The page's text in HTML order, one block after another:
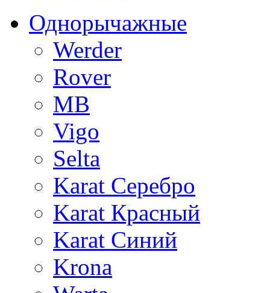
Однорычажные
Werder
Rover
MB
Vigo
Selta
Karat Серебро
Karat Красный
Karat Синий
Krona